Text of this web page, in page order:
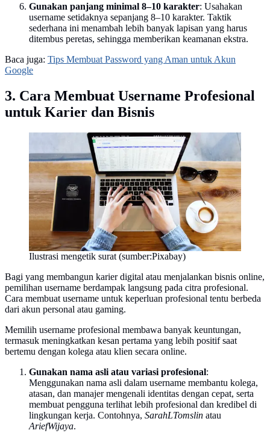
Gunakan panjang minimal 8–10 karakter: Usahakan
username setidaknya sepanjang 8–10 karakter. Taktik
sederhana ini menambah lebih banyak lapisan yang harus
ditembus peretas, sehingga memberikan keamanan ekstra.
Baca juga: Tips Membuat Password yang Aman untuk Akun
Google
3. Cara Membuat Username Profesional
untuk Karier dan Bisnis
Ilustrasi mengetik surat (sumber:Pixabay)
Bagi yang membangun karier digital atau menjalankan bisnis online,
pemilihan username berdampak langsung pada citra profesional.
Cara membuat username untuk keperluan profesional tentu berbeda
dari akun personal atau gaming.
Memilih username profesional membawa banyak keuntungan,
termasuk meningkatkan kesan pertama yang lebih positif saat
bertemu dengan kolega atau klien secara online.
Gunakan nama asli atau variasi profesional:
Menggunakan nama asli dalam username membantu kolega,
atasan, dan manajer mengenali identitas dengan cepat, serta
membuat pengguna terlihat lebih profesional dan kredibel di
lingkungan kerja. Contohnya, SarahLTomslin atau
AriefWijaya.